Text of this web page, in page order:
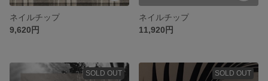
ネイルチップ
9,620円
ネイルチップ
11,920円
SOLD OUT SOLD OUT